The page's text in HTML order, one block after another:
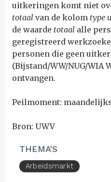
uitkeringen komt niet
totaal van de kolom type
de waarde totaal alle
geregistreerd
personen die geen
(Bijstand/WW/NUG/WIA
ontvangen.
Peilmoment:
Bron: UWV
THEMA'S
Arbeidsmarkt